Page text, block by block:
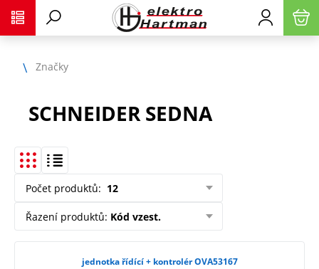
Značky
SCHNEIDER SEDNA
Počet produktů: 12
Řazení produktů: Kód vzest.
jednotka řídící + kontrolér OVA53167